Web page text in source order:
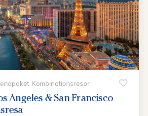
Kombinationsresor
Angeles & San Francisco